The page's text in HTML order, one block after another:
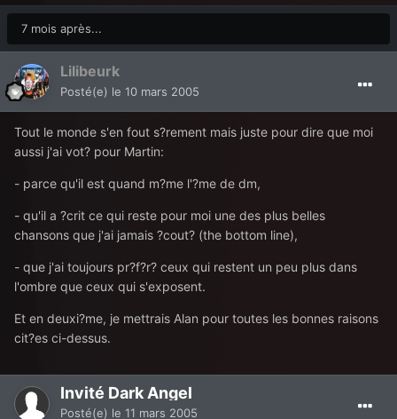
7 mois après...
Lilibeurk
Posté(e) le 10 mars 2005
Tout le monde s'en fout s?rement mais juste pour dire que moi
aussi j'ai vot? pour Martin:
- parce qu'il est quand m?me l'?me de dm,
- qu'il a ?crit ce qui reste pour moi une des plus belles
chansons que j'ai jamais ?cout? (the bottom line),
- que j'ai toujours pr?f?r? ceux qui restent un peu plus dans
l'ombre que ceux qui s'exposent.
Et en deuxi?me, je mettrais Alan pour toutes les bonnes raisons
cit?es ci-dessus.
Invité Dark Angel
Posté(e) le 11 mars 2005